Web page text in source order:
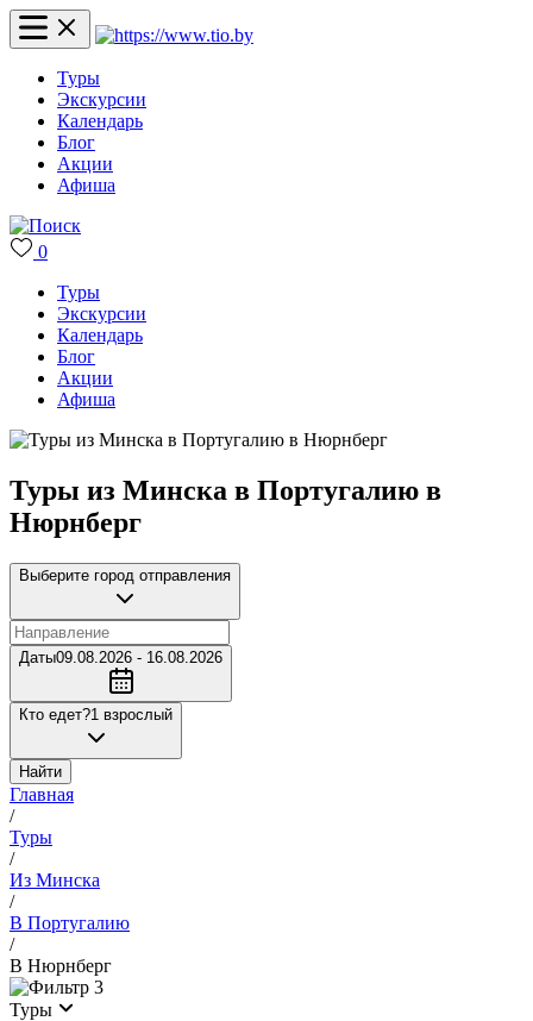
Туры
Экскурсии
Календарь
Блог
Акции
Афиша
0
Туры
Экскурсии
Календарь
Блог
Акции
Афиша
Туры из Минска в Португалию в
Нюрнберг
Выберите город отправления
Даты09.08.2026 - 16.08.2026
Кто едет?1 взрослый
Найти
Главная
/
Туры
/
Из Минска
/
В Португалию
/
В Нюрнберг
3
Туры